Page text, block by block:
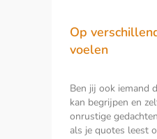
Op
voelen
Ben jij ook iemand
kan begrijpen en
onrustige
als je quotes leest